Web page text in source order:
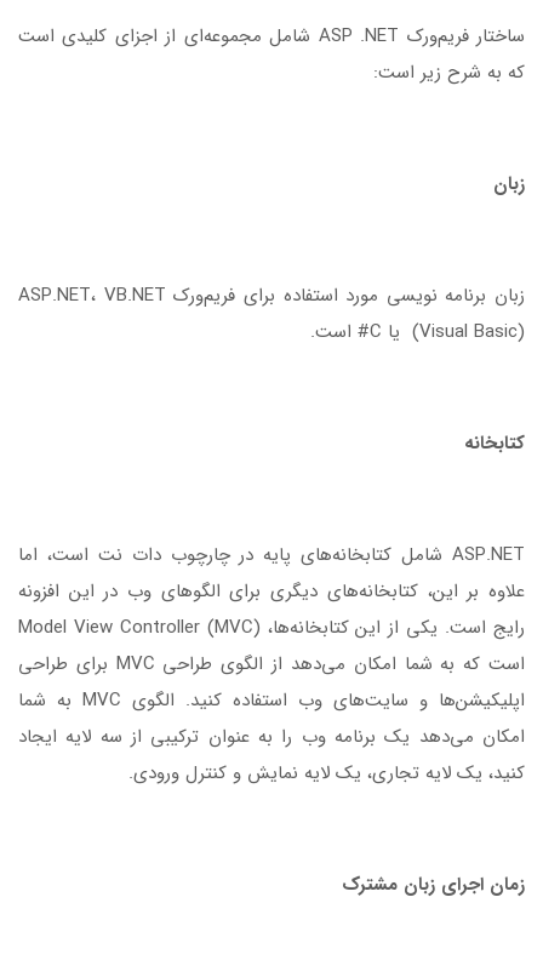
ساختار فریم‌ورک ASP .NET شامل مجموعه‌ای از اجزای کلیدی است
که به شرح زیر است:
زبان
زبان برنامه نویسی مورد استفاده برای فریم‌ورک ASP.NET، VB.NET
(Visual Basic) یا C# است.
کتابخانه
ASP.NET شامل کتابخانه‌های پایه در چارچوب دات نت است، اما
علاوه بر این، کتابخانه‌های دیگری برای الگوهای وب در این افزونه
رایج است. یکی از این کتابخانه‌ها، Model View Controller (MVC)
است که به شما امکان می‌دهد از الگوی طراحی MVC برای طراحی
اپلیکیشن‌ها و سایت‌های وب استفاده کنید. الگوی MVC به شما
امکان می‌دهد یک برنامه وب را به عنوان ترکیبی از سه لایه ایجاد
کنید، یک لایه تجاری، یک لایه نمایش و کنترل ورودی.
زمان اجرای زبان مشترک